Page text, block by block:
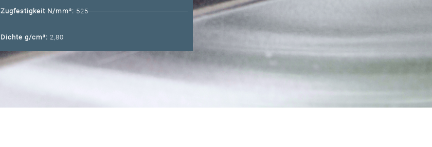
Zugfestigkeit N/mm²:525
Dichte g/cm³: 2,80